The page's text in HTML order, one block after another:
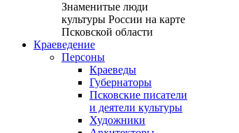
Знаменитые люди
культуры России на карте
Псковской области
Краеведение
Персоны
Краеведы
Губернаторы
Псковские писатели
и деятели культуры
Художники